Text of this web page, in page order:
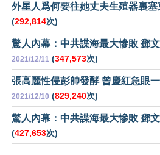
外星人爲何要往她丈夫生殖器裏塞
(292,814次)
驚人內幕：中共諜海最大慘敗 鄧
2021/12/11 (347,573次)
張高麗性侵彭帥發酵 曾慶紅急眼
2021/12/10 (829,240次)
驚人內幕：中共諜海最大慘敗 鄧
(427,653次)